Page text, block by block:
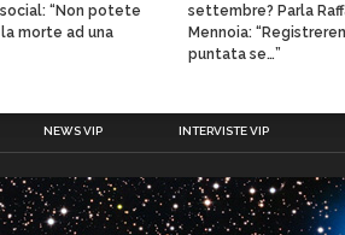
“Non potete
morte ad una
settembre? Parla
Mennoia:
puntata se…”
NEWS VIP INTERVISTE VIP